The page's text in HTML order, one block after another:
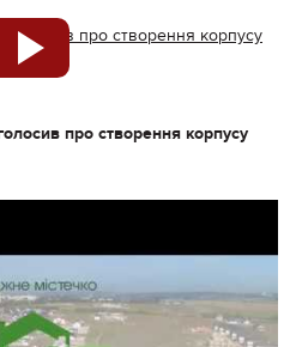
про створення корпусу